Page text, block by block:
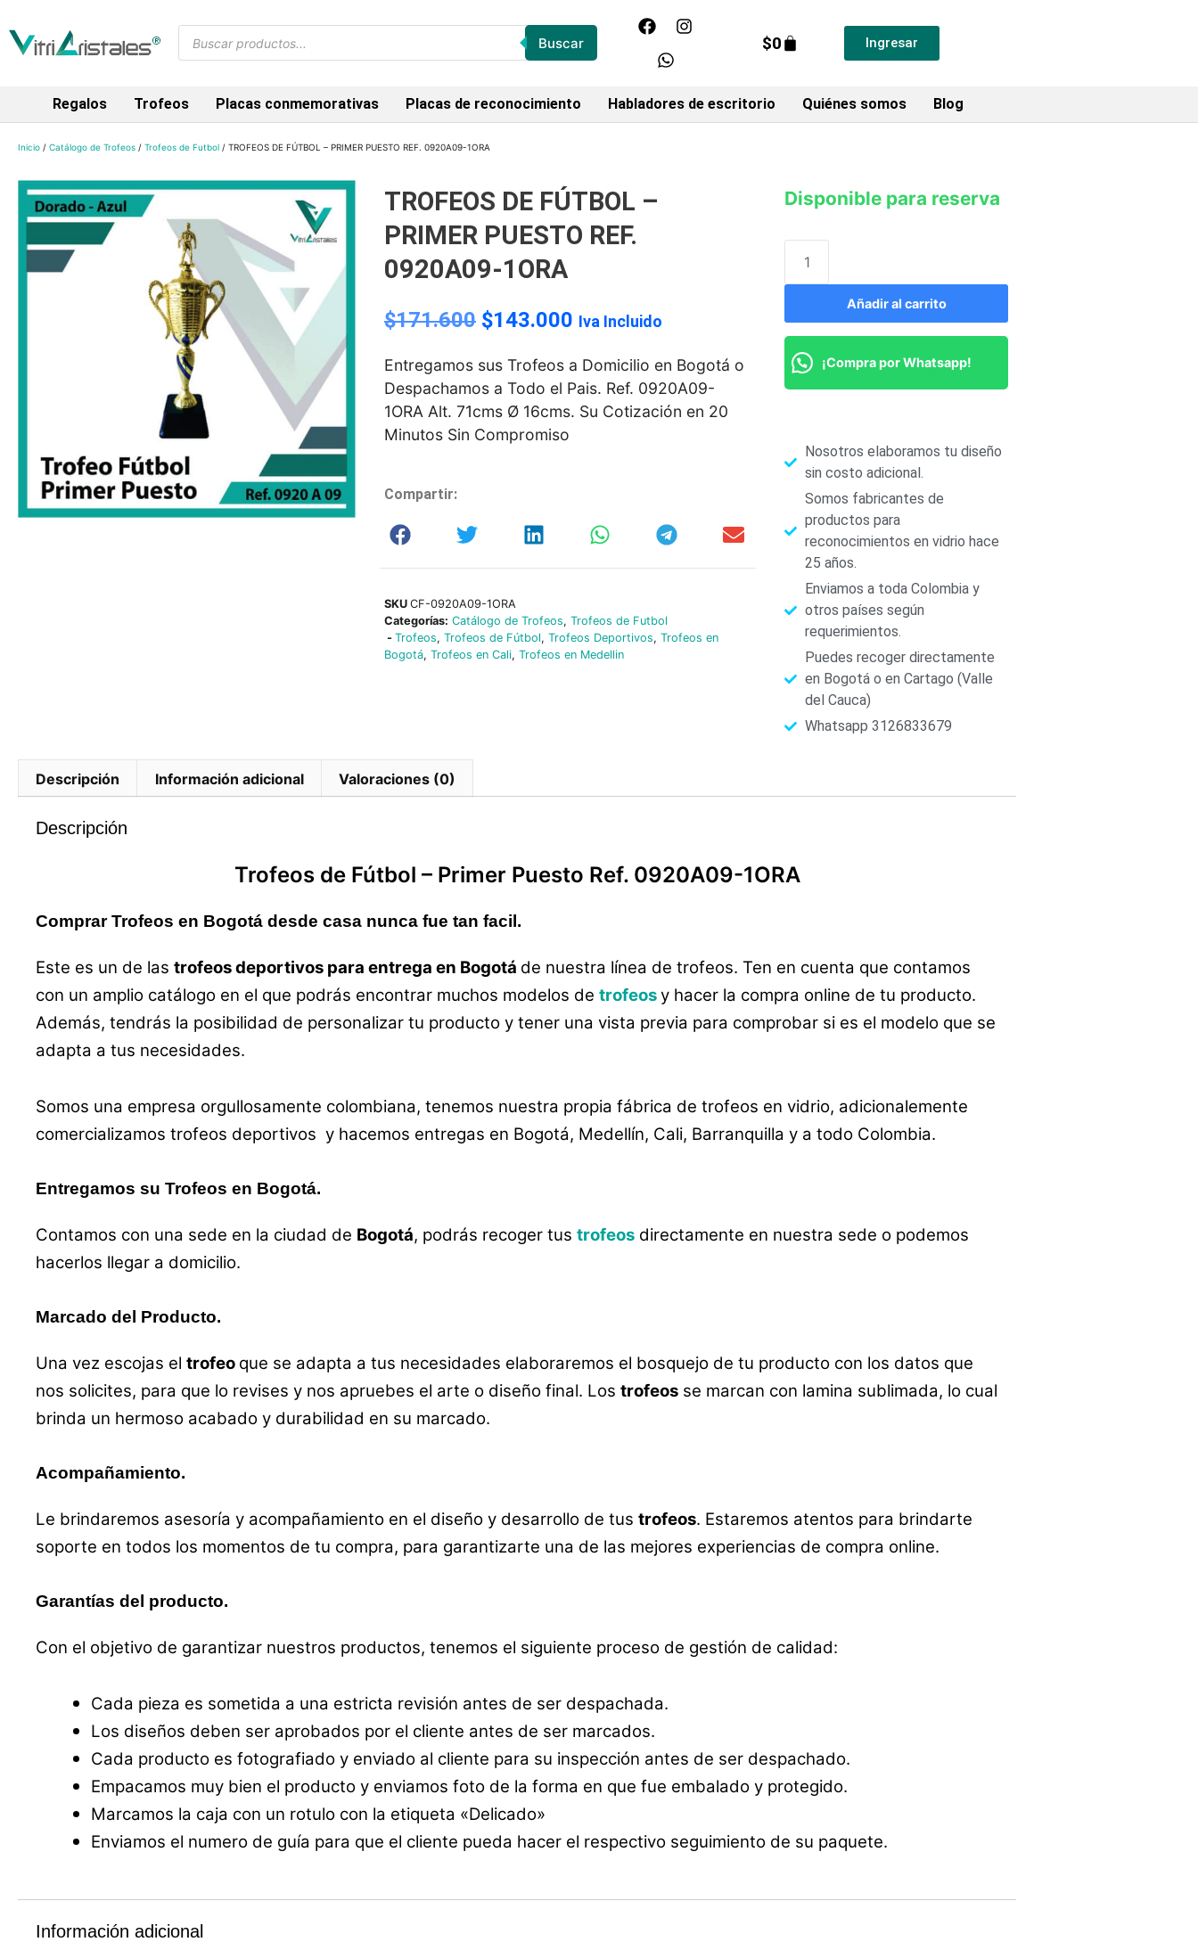
Buscar $0 Ingresar
Regalos Trofeos Placas conmemorativas Placas de reconocimiento Habladores de escritorio Quiénes somos Blog
Inicio / Catálogo de Trofeos / Trofeos de Futbol / TROFEOS DE FÚTBOL – PRIMER PUESTO REF. 0920A09-1ORA
TROFEOS DE FÚTBOL –
PRIMER PUESTO REF.
0920A09-1ORA
$171.600 $143.000 Iva Incluido
Entregamos sus Trofeos a Domicilio en Bogotá o
Despachamos a Todo el Pais. Ref. 0920A09-
1ORA Alt. 71cms Ø 16cms. Su Cotización en 20
Minutos Sin Compromiso
Compartir:
SKU CF-0920A09-1ORA
Categorías: Catálogo de Trofeos, Trofeos de Futbol
- Trofeos, Trofeos de Fútbol, Trofeos Deportivos, Trofeos en
Bogotá, Trofeos en Cali, Trofeos en Medellin
Disponible para reserva
Añadir al carrito
¡Compra por Whatsapp!
Nosotros elaboramos tu diseño
sin costo adicional.
Somos fabricantes de
productos para
reconocimientos en vidrio hace
25 años.
Enviamos a toda Colombia y
otros países según
requerimientos.
Puedes recoger directamente
en Bogotá o en Cartago (Valle
del Cauca)
Whatsapp 3126833679
Descripción Información adicional Valoraciones (0)
Descripción
Trofeos de Fútbol – Primer Puesto Ref. 0920A09-1ORA
Comprar Trofeos en Bogotá desde casa nunca fue tan facil.
Este es un de las trofeos deportivos para entrega en Bogotá de nuestra línea de trofeos. Ten en cuenta que contamos
con un amplio catálogo en el que podrás encontrar muchos modelos de trofeosy hacer la compra online de tu producto.
Además, tendrás la posibilidad de personalizar tu producto y tener una vista previa para comprobar si es el modelo que se
adapta a tus necesidades.
Somos una empresa orgullosamente colombiana, tenemos nuestra propia fábrica de trofeos en vidrio, adicionalemente
comercializamos trofeos deportivos y hacemos entregas en Bogotá, Medellín, Cali, Barranquilla y a todo Colombia.
Entregamos su Trofeos en Bogotá.
Contamos con una sede en la ciudad de Bogotá, podrás recoger tus trofeos directamente en nuestra sede o podemos
hacerlos llegar a domicilio.
Marcado del Producto.
Una vez escojas el trofeo que se adapta a tus necesidades elaboraremos el bosquejo de tu producto con los datos que
nos solicites, para que lo revises y nos apruebes el arte o diseño final. Los trofeos se marcan con lamina sublimada, lo cual
brinda un hermoso acabado y durabilidad en su marcado.
Acompañamiento.
Le brindaremos asesoría y acompañamiento en el diseño y desarrollo de tus trofeos. Estaremos atentos para brindarte
soporte en todos los momentos de tu compra, para garantizarte una de las mejores experiencias de compra online.
Garantías del producto.
Con el objetivo de garantizar nuestros productos, tenemos el siguiente proceso de gestión de calidad:
Cada pieza es sometida a una estricta revisión antes de ser despachada.
Los diseños deben ser aprobados por el cliente antes de ser marcados.
Cada producto es fotografiado y enviado al cliente para su inspección antes de ser despachado.
Empacamos muy bien el producto y enviamos foto de la forma en que fue embalado y protegido.
Marcamos la caja con un rotulo con la etiqueta «Delicado»
Enviamos el numero de guía para que el cliente pueda hacer el respectivo seguimiento de su paquete.
Información adicional